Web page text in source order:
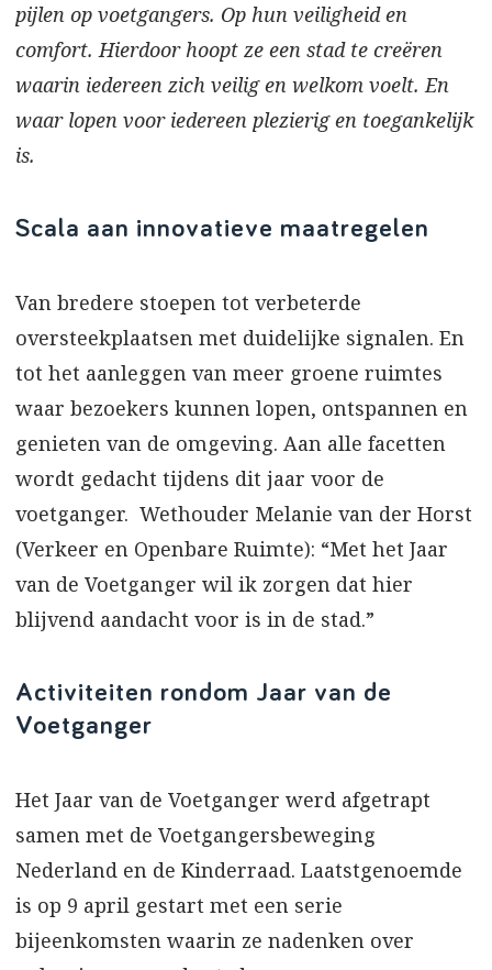
pijlen op voetgangers. Op hun veiligheid en
comfort. Hierdoor hoopt ze een stad te creëren
waarin iedereen zich veilig en welkom voelt. En
waar lopen voor iedereen plezierig en toegankelijk
is.
Scala aan innovatieve maatregelen
Van bredere stoepen tot verbeterde
oversteekplaatsen met duidelijke signalen. En
tot het aanleggen van meer groene ruimtes
waar bezoekers kunnen lopen, ontspannen en
genieten van de omgeving. Aan alle facetten
wordt gedacht tijdens dit jaar voor de
voetganger. Wethouder Melanie van der Horst
(Verkeer en Openbare Ruimte): “Met het Jaar
van de Voetganger wil ik zorgen dat hier
blijvend aandacht voor is in de stad.”
Activiteiten rondom Jaar van de
Voetganger
Het Jaar van de Voetganger werd afgetrapt
samen met de Voetgangersbeweging
Nederland en de Kinderraad. Laatstgenoemde
is op 9 april gestart met een serie
bijeenkomsten waarin ze nadenken over